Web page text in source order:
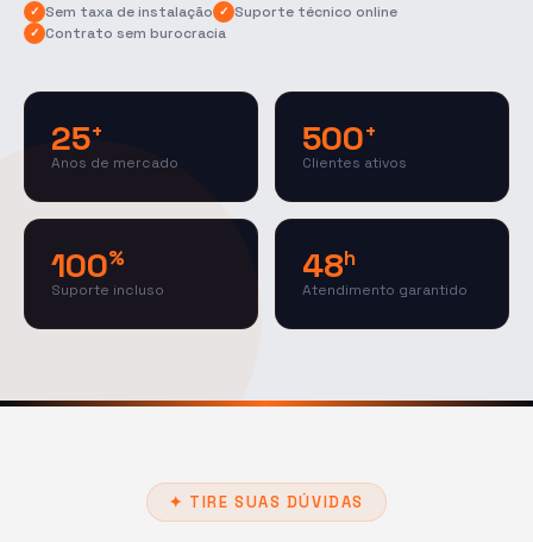
✓ Sem taxa de instalação ✓ Suporte técnico online
✓ Contrato sem burocracia
25+
Anos de mercado
500+
Clientes ativos
100%
Suporte incluso
48h
Atendimento garantido
✦ TIRE SUAS DÚVIDAS